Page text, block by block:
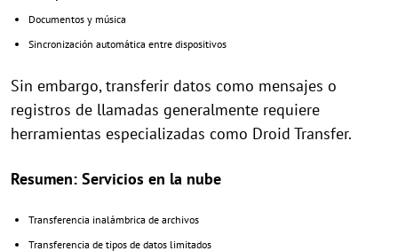
Documentos y música
Sincronización automática entre dispositivos
Sin embargo, transferir datos como mensajes o
registros de llamadas generalmente requiere
herramientas especializadas como Droid Transfer.
Resumen: Servicios en la nube
Transferencia inalámbrica de archivos
Transferencia de tipos de datos limitados